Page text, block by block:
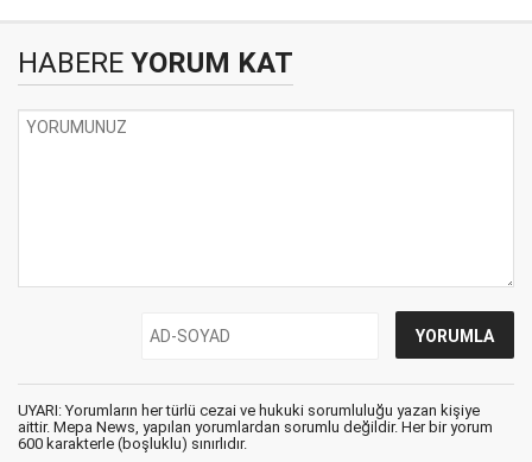
HABERE YORUM KAT
UYARI: Yorumların her türlü cezai ve hukuki sorumluluğu yazan kişiye
aittir. Mepa News, yapılan yorumlardan sorumlu değildir. Her bir yorum
600 karakterle (boşluklu) sınırlıdır.